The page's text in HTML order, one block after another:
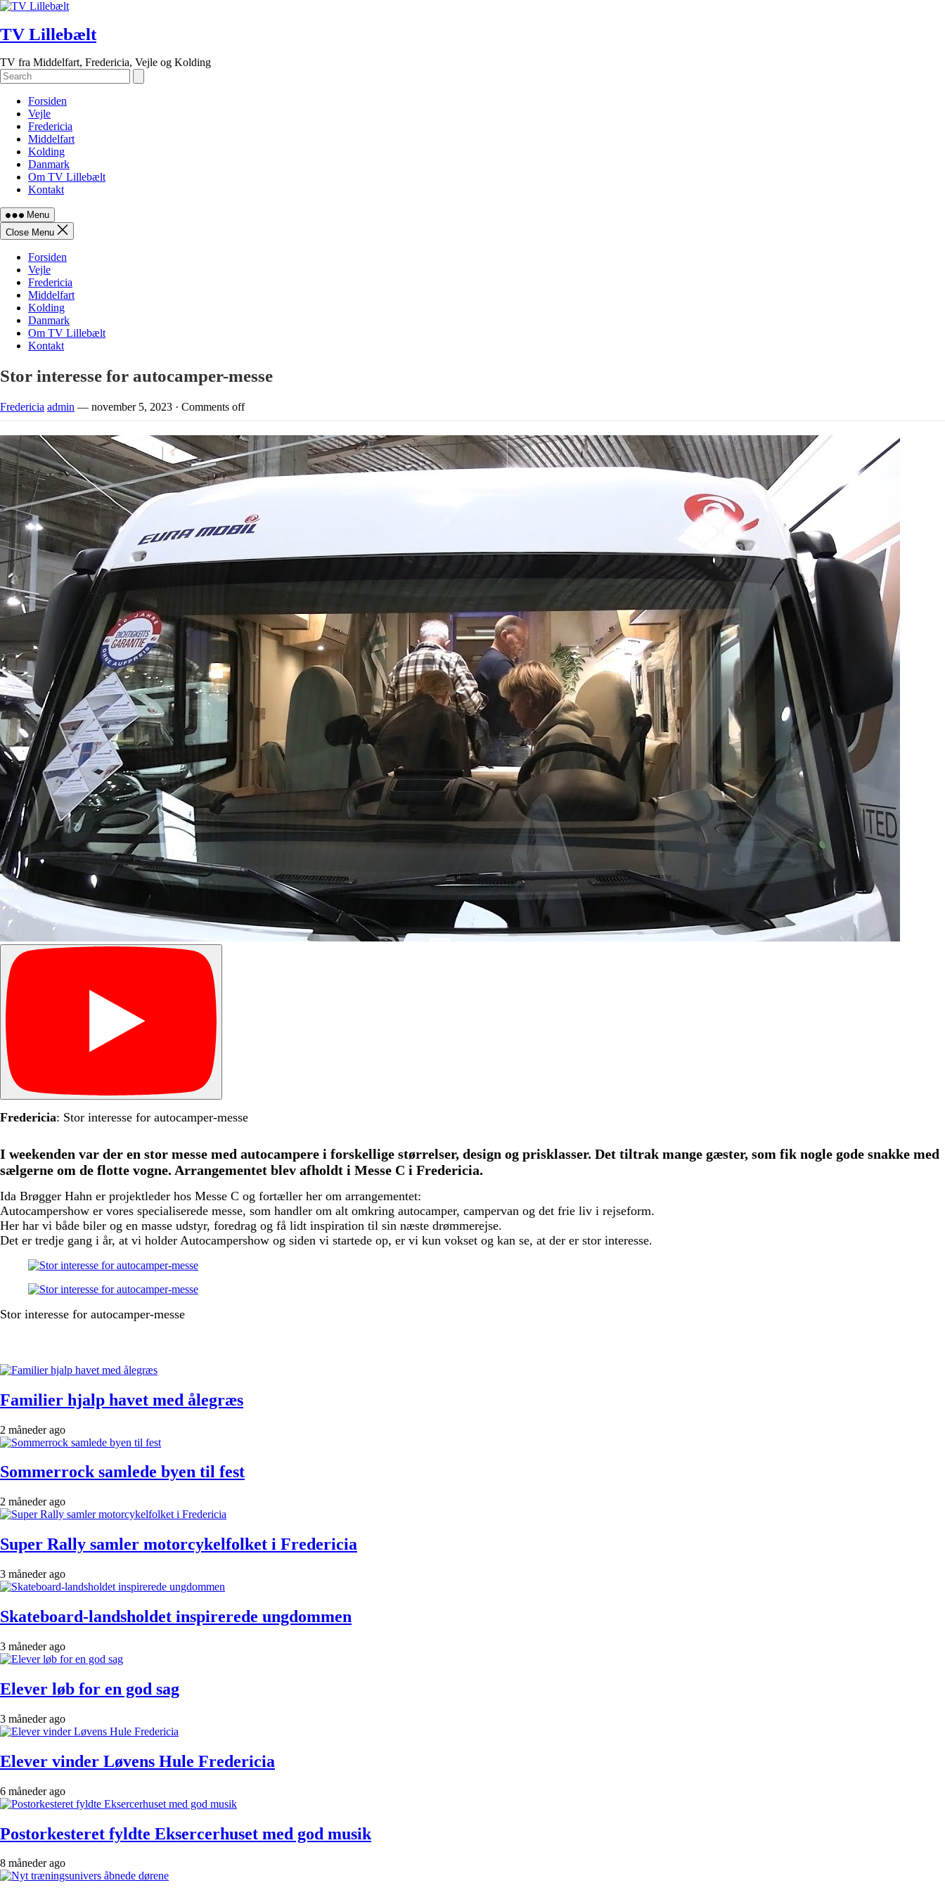
Skip
content
TV Lillebælt
TV fra Middelfart, Fredericia, Vejle og Kolding
Forsiden
Vejle
Fredericia
Middelfart
Kolding
Danmark
Om TV Lillebælt
Kontakt
Menu
Close Menu
Forsiden
Vejle
Fredericia
Middelfart
Kolding
Danmark
Om TV Lillebælt
Kontakt
Stor interesse for autocamper-messe
Fredericia admin — november 5, 2023 · Comments off
Fredericia: Stor interesse for autocamper-messe
I weekenden var der en stor messe med autocampere i forskellige størrelser, design og prisklasser. Det tiltrak mange gæster, som fik nogle gode snakke med
sælgerne om de flotte vogne. Arrangementet blev afholdt i Messe C i Fredericia.
Ida Brøgger Hahn er projektleder hos Messe C og fortæller her om arrangementet:
Autocampershow er vores specialiserede messe, som handler om alt omkring autocamper, campervan og det frie liv i rejseform.
Her har vi både biler og en masse udstyr, foredrag og få lidt inspiration til sin næste drømmerejse.
Det er tredje gang i år, at vi holder Autocampershow og siden vi startede op, er vi kun vokset og kan se, at der er stor interesse.
Stor interesse for autocamper-messe
Familier hjalp havet med ålegræs
2 måneder ago
Sommerrock samlede byen til fest
2 måneder ago
Super Rally samler motorcykelfolket i Fredericia
3 måneder ago
Skateboard-landsholdet inspirerede ungdommen
3 måneder ago
Elever løb for en god sag
3 måneder ago
Elever vinder Løvens Hule Fredericia
6 måneder ago
Postorkesteret fyldte Eksercerhuset med god musik
8 måneder ago